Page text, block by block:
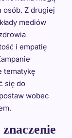
osób. Z drugiej
mediów
i empatię
tematykę
się do
wobec